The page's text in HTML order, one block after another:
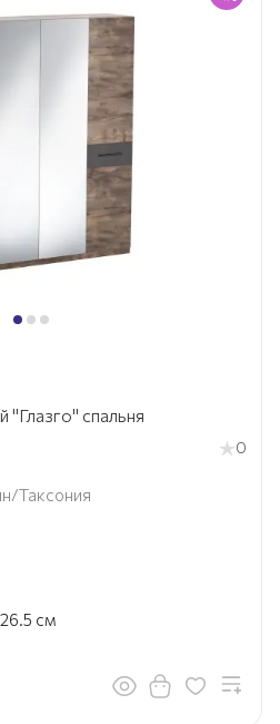
спальня
0
Таксония
см